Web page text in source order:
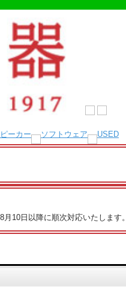
10日以降に順次対応いたします。